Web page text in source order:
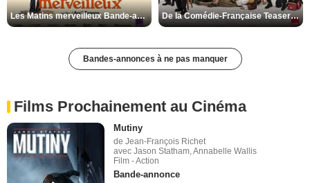
Les Matins merveilleux Bande-annonce VF De la Comédie-Française Teaser VF
Bandes-annonces à ne pas manquer
Films Prochainement au Cinéma
Mutiny
de Jean-François Richet
avec Jason Statham, Annabelle Wallis
Film - Action
Bande-annonce